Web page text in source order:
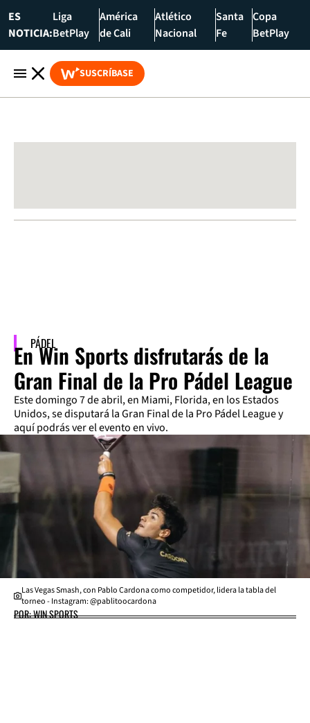
ES
NOTICIA:
Liga
BetPlay
América
de Cali
Atlético
Nacional
Santa
Fe
Copa
BetPlay
SUSCRÍBASE
PÁDEL
En Win Sports disfrutarás de la
Gran Final de la Pro Pádel League
Este domingo 7 de abril, en Miami, Florida, en los Estados
Unidos, se disputará la Gran Final de la Pro Pádel League y
aquí podrás ver el evento en vivo.
Las Vegas Smash, con Pablo Cardona como competidor, lidera la tabla del
torneo - Instagram: @pablitoocardona
POR: WIN SPORTS